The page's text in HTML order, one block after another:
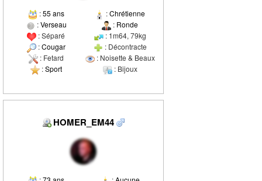
:55 ans
:Verseau
: Séparé
:Cougar
: Fetard
:Sport
:Chrétienne
: Ronde
: 1m64, 79kg
: Décontracte
: Noisette & Beaux
: Bijoux
HOMER_EM44